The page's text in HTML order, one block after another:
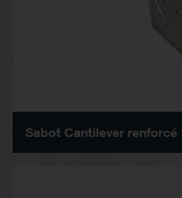
Sabot Cantilever renforcé